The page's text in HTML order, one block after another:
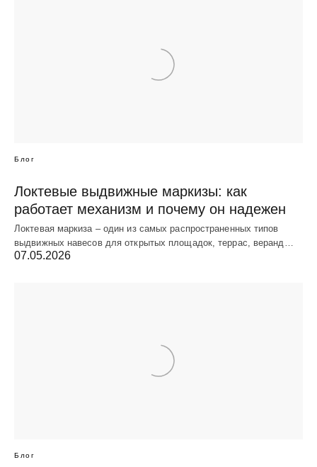
Блог
Локтевые выдвижные маркизы: как
работает механизм и почему он надежен
Локтевая маркиза – один из самых распространенных типов
выдвижных навесов для открытых площадок, террас, веранд…
07.05.2026
Блог